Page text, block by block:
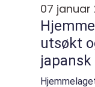
07 januar
utsøkt